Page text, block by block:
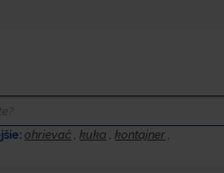
ohrievač ,kuka ,kontajner ,